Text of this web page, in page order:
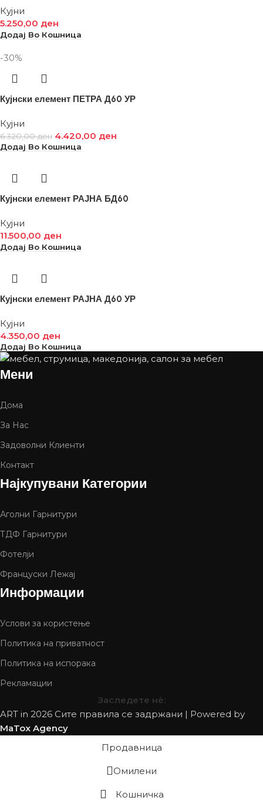
Кујни
5.250,00 ден
Додај Во Кошница
-30%
Кујнски елемент ПЕТРА Д60 УР
Кујни
6.320,00ден 4.420,00 ден
Додај Во Кошница
Кујнски елемент РАЈНА БД60
Кујни
11.500,00 ден
Додај Во Кошница
Кујнски елемент РАЈНА Д60 УР
Кујни
4.350,00 ден
Додај Во Кошница
Мени
Дома
За Нас
Задоволни Клиенти
Контакт
Најкупувани Категории
Аголни Гарнитури
ТДФ Гарнитури
Фотелји
Француски Лежај
Информации
Услови за користење
Политика на приватност
Политика на испорака
Рекламации
Заследете нѐ:
ART in 2026 Сите правила се задржани | Powered by
MaTox Agency
Продавница
Омилени
Кошничка